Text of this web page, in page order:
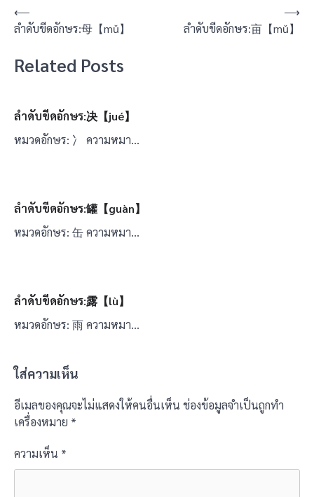
แนะแนว
เรื่อง
⟵
ลำดับขีดอักษร:母【mǔ】
ลำดับขีดอักษร:亩【mǔ】
⟶
Related Posts
ลำดับขีดอักษร:决【jué】
หมวดอักษร: 冫 ความหมา…
ลำดับขีดอักษร:罐【guàn】
หมวดอักษร: 缶 ความหมา…
ลำดับขีดอักษร:露【lù】
หมวดอักษร: 雨 ความหมา…
ใส่ความเห็น
อีเมลของคุณจะไม่แสดงให้คนอื่นเห็น ช่องข้อมูลจำเป็นถูกทำ
เครื่องหมาย *
ความเห็น *